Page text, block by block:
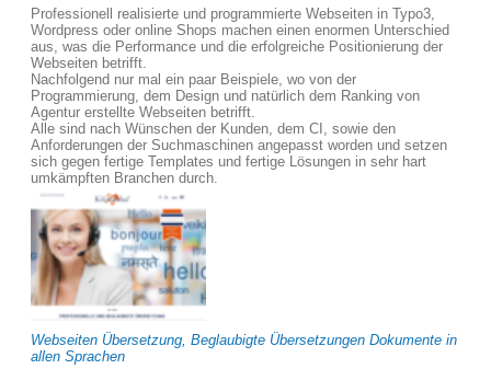
Professionell realisierte und programmierte Webseiten in Typo3,
Wordpress oder online Shops machen einen enormen Unterschied
aus, was die Performance und die erfolgreiche Positionierung der
Webseiten betrifft.
Nachfolgend nur mal ein paar Beispiele, wo von der
Programmierung, dem Design und natürlich dem Ranking von
Agentur erstellte Webseiten betrifft.
Alle sind nach Wünschen der Kunden, dem CI, sowie den
Anforderungen der Suchmaschinen angepasst worden und setzen
sich gegen fertige Templates und fertige Lösungen in sehr hart
umkämpften Branchen durch.
Webseiten Übersetzung, Beglaubigte Übersetzungen Dokumente in
allen Sprachen